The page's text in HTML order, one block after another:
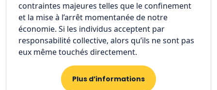
contraintes majeures telles que le confinement
et la mise à l’arrêt momentanée de notre
économie. Si les individus acceptent par
responsabilité collective, alors qu’ils ne sont pas
eux même touchés directement.
Plus d’informations